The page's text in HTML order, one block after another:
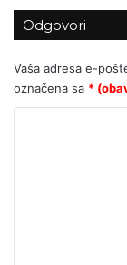
Pola
Odgovori
Vaša adresa e-
označena sa *